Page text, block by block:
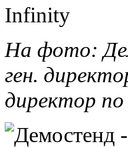
На фото:
ген.
директор